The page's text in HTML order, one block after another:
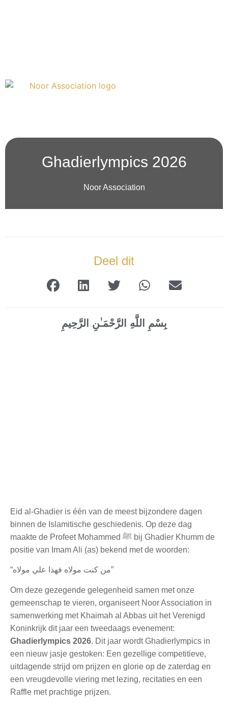
Ghadierlympics 2026
Noor Association
Deel dit
بِسْمِ اللَّهِ الرَّحْمَـٰنِ الرَّحِيمِ
Eid al-Ghadier is één van de meest bijzondere dagen
binnen de Islamitische geschiedenis. Op deze dag
maakte de Profeet Mohammed ﷺ bij Ghadier Khumm de
positie van Imam Ali (as) bekend met de woorden:
“من كنت مولاه فهذا علي مولاه”
Om deze gezegende gelegenheid samen met onze
gemeenschap te vieren, organiseert Noor Association in
samenwerking met Khaimah al Abbas uit het Verenigd
Koninkrijk dit jaar een tweedaags evenement:
Ghadierlympics 2026. Dit jaar wordt Ghadierlympics in
een nieuw jasje gestoken: Een gezellige competitieve,
uitdagende strijd om prijzen en glorie op de zaterdag en
een vreugdevolle viering met lezing, recitaties en een
Raffle met prachtige prijzen.